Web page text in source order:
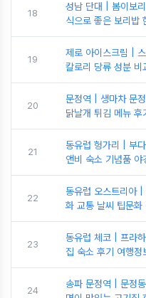
18
성남 단대 | 봄이보
식으로 좋은 보리밥
19
제로 아이스크림 |
칼로리 당류 성분 비
20
문정역 | 생마차 문
닭날개 튀김 메뉴 후
21
동유럽 헝가리 | 부
앤비 숙소 기념품 야
22
동유럽 오스트리아
화 교통 날씨 팁문화
23
동유럽 체코 | 프라
집 숙소 후기 여행정
24
송파 문정역 | 문정